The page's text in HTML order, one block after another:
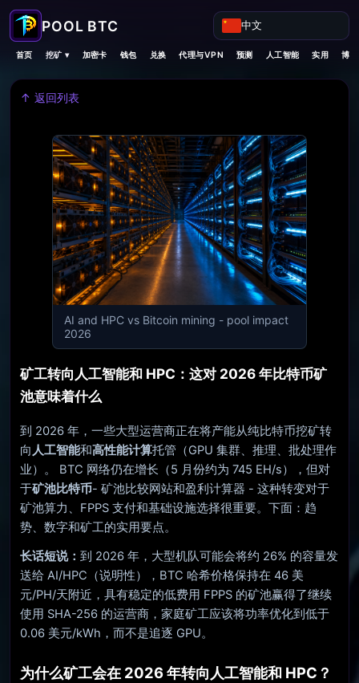
中文
首页 挖矿 ▾ 加密卡 钱包 兑换 代理与VPN 预测 人工智能 实用 博客
↑ 返回列表
AI and HPC vs Bitcoin mining - pool impact
2026
矿工转向人工智能和 HPC：这对 2026 年比特币矿
池意味着什么
到 2026 年，一些大型运营商正在将产能从纯比特币挖矿转
向 人工智能和高性能计算托管（GPU 集群、推理、批处理作
业）。 BTC 网络仍在增长（5 月份约为 745 EH/s），但对
于矿池比特币- 矿池比较网站和盈利计算器 - 这种转变对于
矿池算力、FPPS 支付和基础设施选择很重要。下面：趋
势、数字和矿工的实用要点。
长话短说： 到 2026 年，大型机队可能会将约 26% 的容量发
送给 AI/HPC（说明性），BTC 哈希价格保持在 46 美
元/PH/天附近，具有稳定的低费用 FPPS 的矿池赢得了继续
使用 SHA-256 的运营商，家庭矿工应该将功率优化到低于
0.06 美元/kWh，而不是追逐 GPU。
为什么矿工会在 2026 年转向人工智能和 HPC？